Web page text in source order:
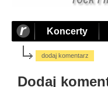
Koncerty
dodaj komentarz
Dodaj